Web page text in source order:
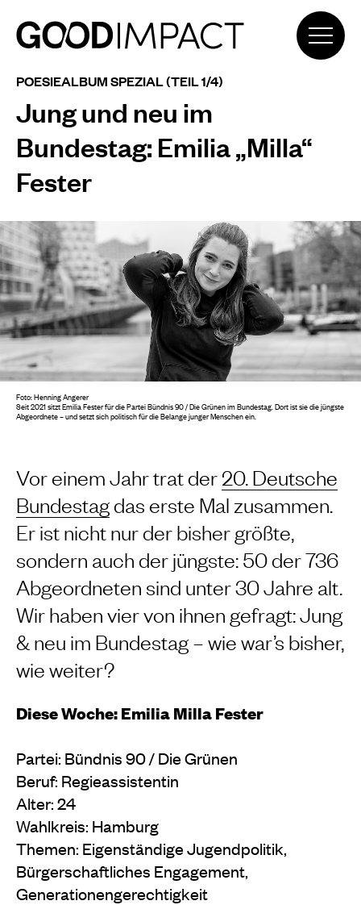
POESIEALBUM SPEZIAL (TEIL 1/4)
Jung und neu im
Bundestag: Emilia „Milla“
Fester
Vor einem Jahr trat der20. Deutsche
Bundestagdas erste Mal zusammen.
Er ist nicht nur der bisher größte,
sondern auch der jüngste: 50 der 736
Abgeordneten sind unter 30 Jahre alt.
Wir haben vier von ihnen gefragt: Jung
& neu im Bundestag – wie war’s bisher,
wie weiter?
Diese Woche: Emilia Milla Fester
Partei: Bündnis 90 / Die Grünen
Beruf: Regieassistentin
Alter: 24
Wahlkreis: Hamburg
Themen: Eigenständige Jugendpolitik,
Bürgerschaftliches Engagement,
Generationengerechtigkeit
Foto: Henning Angerer
Seit 2021 sitzt Emilia Fester für die Partei Bündnis 90 / Die Grünen im Bundestag. Dort ist sie die jüngste
Abgeordnete – und setzt sich politisch für die Belange junger Menschen ein.